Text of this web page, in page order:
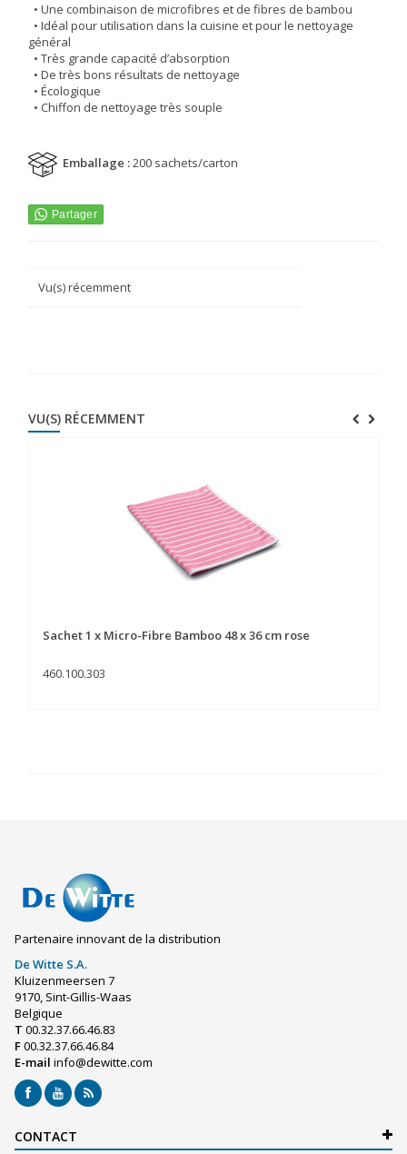
• Une combinaison de microfibres et de fibres de bambou
• Idéal pour utilisation dans la cuisine et pour le nettoyage
général
• Très grande capacité d’absorption
• De très bons résultats de nettoyage
• Écologique
• Chiffon de nettoyage très souple
Emballage :200 sachets/carton
Vu(s) récemment
VU(S) RÉCEMMENT
Sachet 1 x Micro-Fibre Bamboo 48 x 36 cm rose
460.100.303
Partenaire innovant de la distribution
De Witte S.A.
Kluizenmeersen 7
9170, Sint-Gillis-Waas
Belgique
T 00.32.37.66.46.83
F00.32.37.66.46.84
E-mail info@dewitte.com
CONTACT